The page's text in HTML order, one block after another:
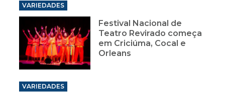
VARIEDADES
Festival Nacional de
Teatro Revirado começa
em Criciúma, Cocal e
Orleans
VARIEDADES